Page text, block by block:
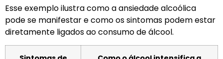
Esse exemplo ilustra como a ansiedade alcoólica
pode se manifestar e como os sintomas podem estar
diretamente ligados ao consumo de álcool.